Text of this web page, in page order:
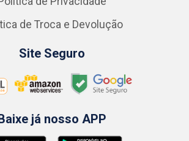
de Troca e Devolução
Site Seguro
já nosso APP